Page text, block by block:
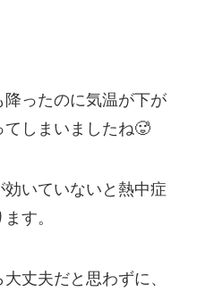
ったのに気温が下が
てしまいましたね🥵
いていないと熱中症
す。
丈夫だと思わずに、